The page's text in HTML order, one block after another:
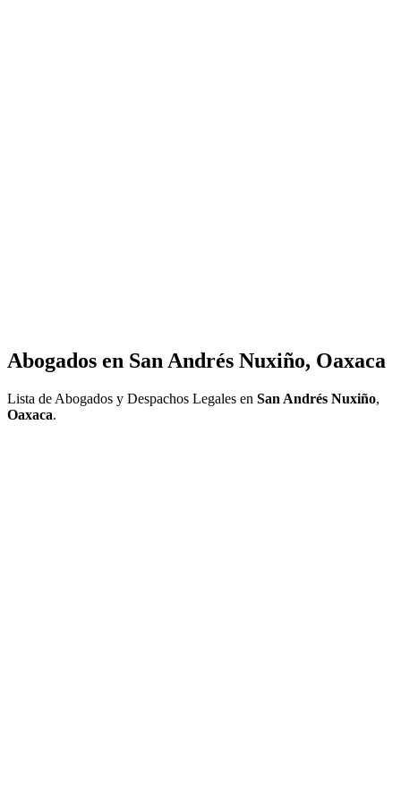
Abogados en San Andrés Nuxiño, Oaxaca
Lista de Abogados y Despachos Legales en San Andrés Nuxiño,
Oaxaca.